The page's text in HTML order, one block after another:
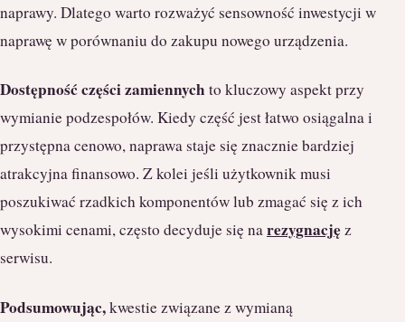
naprawy. Dlatego warto rozważyć sensowność inwestycji w
naprawę w porównaniu do zakupu nowego urządzenia.
Dostępność części zamiennych to kluczowy aspekt przy
wymianie podzespołów. Kiedy część jest łatwo osiągalna i
przystępna cenowo, naprawa staje się znacznie bardziej
atrakcyjna finansowo. Z kolei jeśli użytkownik musi
poszukiwać rzadkich komponentów lub zmagać się z ich
wysokimi cenami, często decyduje się narezygnacjęz
serwisu.
Podsumowując,kwestie związane z wymianą